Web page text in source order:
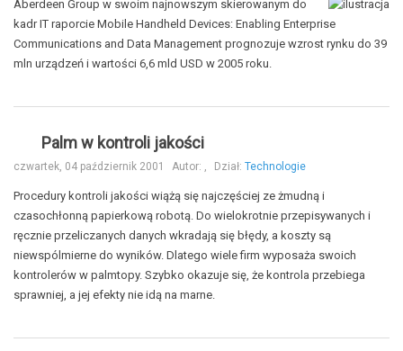
Aberdeen Group w swoim najnowszym skierowanym do
kadr IT raporcie Mobile Handheld Devices: Enabling Enterprise
Communications and Data Management prognozuje wzrost rynku do 39
mln urządzeń i wartości 6,6 mld USD w 2005 roku.
Palm w kontroli jakości
czwartek, 04 październik 2001 Autor: , Dział: Technologie
Procedury kontroli jakości wiążą się najczęściej ze żmudną i
czasochłonną papierkową robotą. Do wielokrotnie przepisywanych i
ręcznie przeliczanych danych wkradają się błędy, a koszty są
niewspólmierne do wyników. Dlatego wiele firm wyposaża swoich
kontrolerów w palmtopy. Szybko okazuje się, że kontrola przebiega
sprawniej, a jej efekty nie idą na marne.